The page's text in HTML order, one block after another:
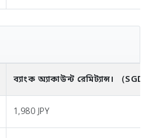
ব্যাংক অ্যাকাউন্ট রেমিট্যান্স। （
1,980 JPY